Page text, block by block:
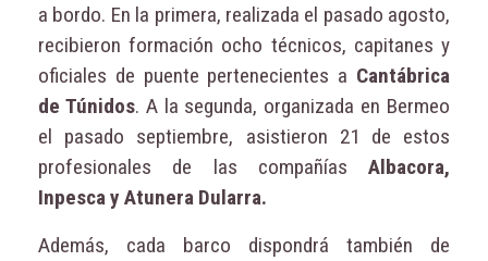
a bordo. En la primera, realizada el pasado agosto,
recibieron formación ocho técnicos, capitanes y
oficiales de puente pertenecientes a Cantábrica
de Túnidos. A la segunda, organizada en Bermeo
el pasado septiembre, asistieron 21 de estos
profesionales de las compañías Albacora,
Inpesca y Atunera Dularra.
Además, cada barco dispondrá también de